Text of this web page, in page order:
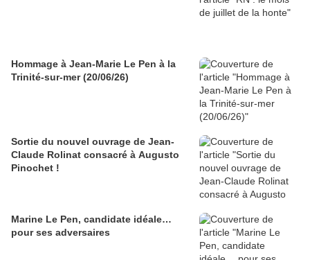
Hommage à Jean-Marie Le Pen à la
Trinité-sur-mer (20/06/26)
Sortie du nouvel ouvrage de Jean-
Claude Rolinat consacré à Augusto
Pinochet !
Marine Le Pen, candidate idéale…
pour ses adversaires